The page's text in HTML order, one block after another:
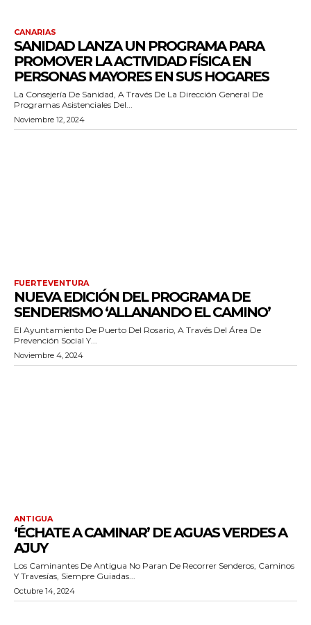
CANARIAS
SANIDAD LANZA UN PROGRAMA PARA
PROMOVER LA ACTIVIDAD FÍSICA EN
PERSONAS MAYORES EN SUS HOGARES
La Consejería De Sanidad, A Través De La Dirección General De
Programas Asistenciales Del...
Noviembre 12, 2024
FUERTEVENTURA
NUEVA EDICIÓN DEL PROGRAMA DE
SENDERISMO ‘ALLANANDO EL CAMINO’
El Ayuntamiento De Puerto Del Rosario, A Través Del Área De
Prevención Social Y...
Noviembre 4, 2024
ANTIGUA
‘ÉCHATE A CAMINAR’ DE AGUAS VERDES A
AJUY
Los Caminantes De Antigua No Paran De Recorrer Senderos, Caminos
Y Travesías, Siempre Guiadas...
Octubre 14, 2024